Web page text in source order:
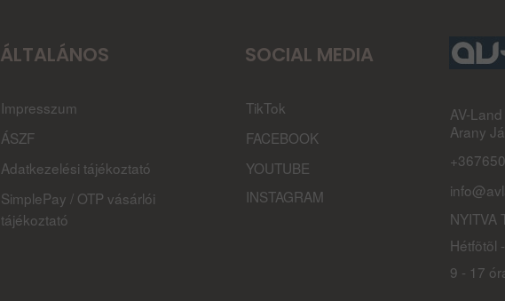
ÁLTALÁNOS
Impresszum
ÁSZF
Adatkezelési tájékoztató
SimplePay / OTP vásárlói
tájékoztató
SOCIAL MEDIA
TikTok
FACEBOOK
YOUTUBE
INSTAGRAM
AV-
Arany
NYITVA
Hétfõtõl
9 - 17